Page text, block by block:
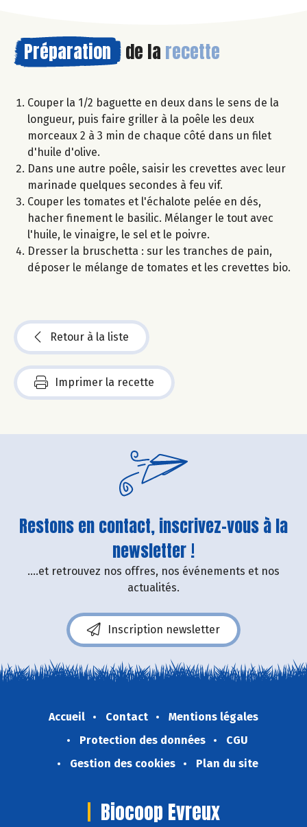
Préparation de la recette
Couper la 1/2 baguette en deux dans le sens de la
longueur, puis faire griller à la poêle les deux
morceaux 2 à 3 min de chaque côté dans un filet
d'huile d'olive.
Dans une autre poêle, saisir les crevettes avec leur
marinade quelques secondes à feu vif.
Couper les tomates et l'échalote pelée en dés,
hacher finement le basilic. Mélanger le tout avec
l'huile, le vinaigre, le sel et le poivre.
Dresser la bruschetta : sur les tranches de pain,
déposer le mélange de tomates et les crevettes bio.
Retour à la liste
Imprimer la recette
Restons en contact, inscrivez-vous à la
newsletter !
....et retrouvez nos offres, nos événements et nos
actualités.
Inscription newsletter
Accueil Contact
Mentions légales
Protection des données
CGU
Gestion des cookies
Plan du site
Biocoop Evreux